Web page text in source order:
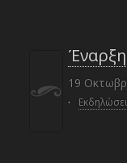
19
·